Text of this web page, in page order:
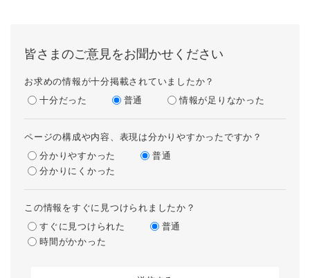
皆さまのご意見をお聞かせください
お求めの情報が十分掲載されていましたか？
十分だった
普通 情報が足りなかった
ページの構成や内容、表現は分かりやすかったですか？
分かりやすかった
普通
分かりにくかった
この情報をすぐに見つけられましたか？
すぐに見つけられた
普通
時間がかかった